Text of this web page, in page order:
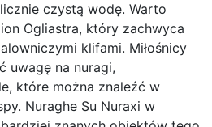
czystą wodę. Warto
Ogliastra, który zachwyca
klifami. Miłośnicy
uwagę na nuragi,
które można znaleźć w
Nuraghe Su Nuraxi w